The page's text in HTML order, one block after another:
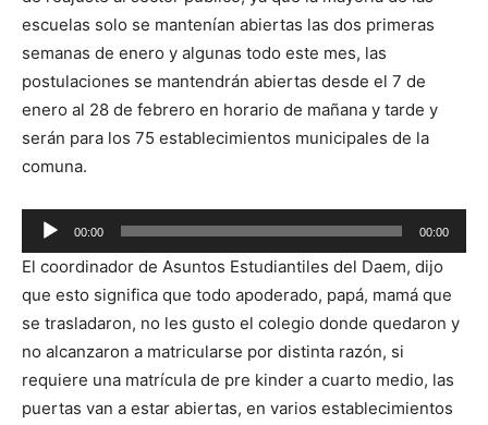
escuelas solo se mantenían abiertas las dos primeras
semanas de enero y algunas todo este mes, las
postulaciones se mantendrán abiertas desde el 7 de
enero al 28 de febrero en horario de mañana y tarde y
serán para los 75 establecimientos municipales de la
comuna.
Reproductor
de
audio
00:00 00:00
El coordinador de Asuntos Estudiantiles del Daem, dijo
que esto significa que todo apoderado, papá, mamá que
se trasladaron, no les gusto el colegio donde quedaron y
no alcanzaron a matricularse por distinta razón, si
requiere una matrícula de pre kinder a cuarto medio, las
puertas van a estar abiertas, en varios establecimientos